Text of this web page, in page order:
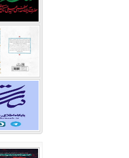
آجرک الله یابقیه
عصر غیبت؛ عصر
پیام